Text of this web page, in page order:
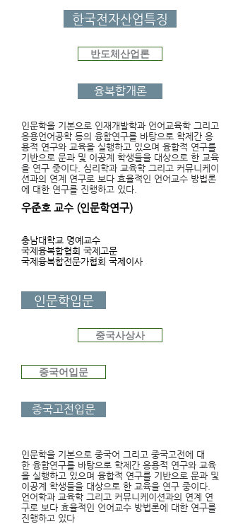
한국전자산업특징
반도체산업론
융복합개론
인문학을 기본으로 인재개발학과 언어교육학 그리고
응용언어공학 등의 융합연구를 바탕으로 학제간 응
용적 연구와 교육을 실행하고 있으며 융합적 연구를
기반으로 문과 및 이공계 학생들을 대상으로 한 교육
을 연구 중이다. 심리학과 교육학 그리고 커뮤니케이
션과의 연계 연구로 보다 효율적인 언어교수 방법론
에 대한 연구를 진행하고 있다.
우준호 교수 (인문학연구)
충남대학교 명예교수
국제융복합협회 국제고문
국제융복합전문가협회 국제이사
인문학입문
중국사상사
중국어입문
중국고전입문
인문학을 기본으로 중국어 그리고 중국고전에 대
한 융합연구를 바탕으로 학제간 응용적 연구와 교육
을 실행하고 있으며 융합적 연구를 기반으로 문과 및
이공계 학생들을 대상으로 한 교육을 연구 중이다.
언어학과 교육학 그리고 커뮤니케이션과의 연계 연
구로 보다 효율적인 언어교수 방법론에 대한 연구를
진행하고 있다